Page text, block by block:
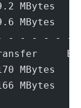
19.2
19.6
- - - - - -
MBytes